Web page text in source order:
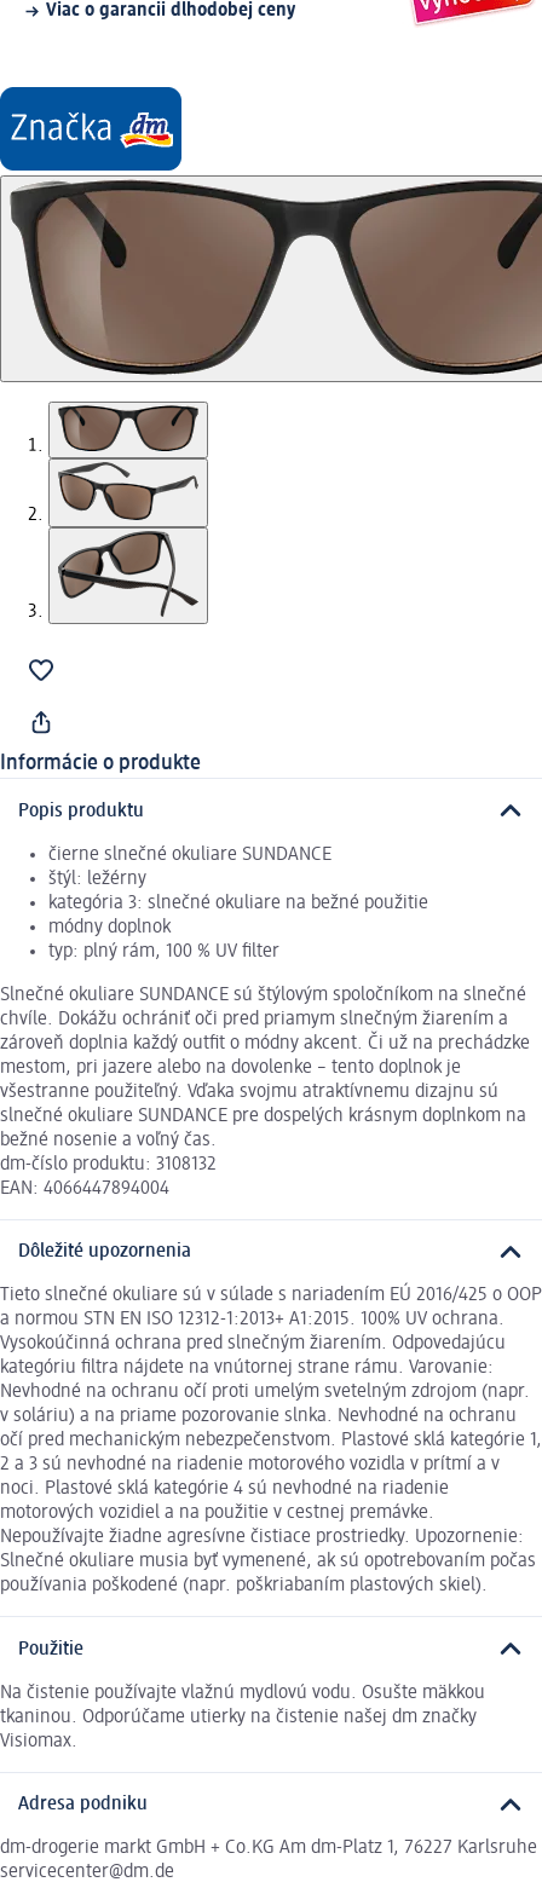
Viac o garancii dlhodobej ceny
Informácie o produkte
Popis produktu
čierne slnečné okuliare SUNDANCE
štýl: ležérny
kategória 3: slnečné okuliare na bežné použitie
módny doplnok
typ: plný rám, 100 % UV filter
Slnečné okuliare SUNDANCE sú štýlovým spoločníkom na slnečné
chvíle. Dokážu ochrániť oči pred priamym slnečným žiarením a
zároveň doplnia každý outfit o módny akcent. Či už na prechádzke
mestom, pri jazere alebo na dovolenke – tento doplnok je
všestranne použiteľný. Vďaka svojmu atraktívnemu dizajnu sú
slnečné okuliare SUNDANCE pre dospelých krásnym doplnkom na
bežné nosenie a voľný čas.
dm-číslo produktu: 3108132
EAN: 4066447894004
Dôležité upozornenia
Tieto slnečné okuliare sú v súlade s nariadením EÚ 2016/425 o OOP
a normou STN EN ISO 12312-1:2013+ A1:2015. 100% UV ochrana.
Vysokoúčinná ochrana pred slnečným žiarením. Odpovedajúcu
kategóriu ﬁltra nájdete na vnútornej strane rámu. Varovanie:
Nevhodné na ochranu očí proti umelým svetelným zdrojom (napr.
v soláriu) a na priame pozorovanie slnka. Nevhodné na ochranu
očí pred mechanickým nebezpečenstvom. Plastové sklá kategórie 1,
2 a 3 sú nevhodné na riadenie motorového vozidla v prítmí a v
noci. Plastové sklá kategórie 4 sú nevhodné na riadenie
motorových vozidiel a na použitie v cestnej premávke.
Nepoužívajte žiadne agresívne čistiace prostriedky. Upozornenie:
Slnečné okuliare musia byť vymenené, ak sú opotrebovaním počas
používania poškodené (napr. poškriabaním plastových skiel).
Použitie
Na čistenie používajte vlažnú mydlovú vodu. Osušte mäkkou
tkaninou. Odporúčame utierky na čistenie našej dm značky
Visiomax.
Adresa podniku
dm-drogerie markt GmbH + Co.KG Am dm-Platz 1, 76227 Karlsruhe
servicecenter@dm.de